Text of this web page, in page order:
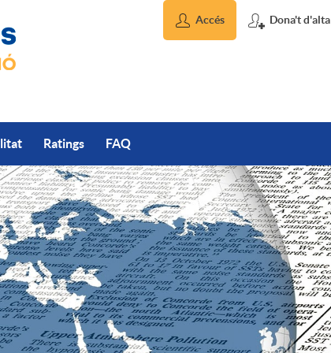
Accés Dona't d'alta
Ratings FAQ